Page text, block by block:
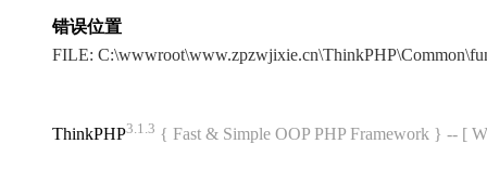
错误位置
FILE:
ThinkPHP3.1.3 { Fast & Simple OOP PHP Framework } -- [